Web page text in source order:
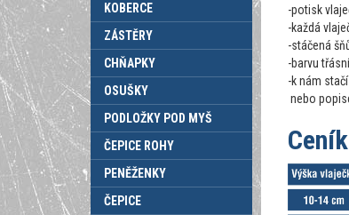
KOBERCE
ZÁSTĚRY
CHŇAPKY
OSUŠKY
PODLOŽKY POD MYŠ
ČEPICE ROHY
PENĚŽENKY
ČEPICE
-potisk
-každá
-stáčená
-barvu
-k nám
nebo